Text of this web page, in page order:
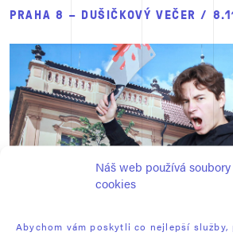
Náš web používá soubory
cookies
Abychom vám poskytli co nejlepší služby,
PRAHA 8 – DUŠIČKOVÝ VEČER /